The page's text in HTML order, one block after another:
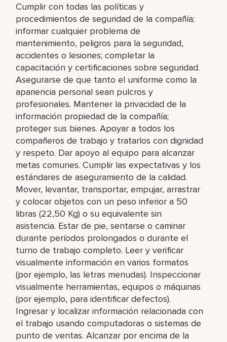
Cumplir con todas las políticas y
procedimientos de seguridad de la compañía;
informar cualquier problema de
mantenimiento, peligros para la seguridad,
accidentes o lesiones; completar la
capacitación y certificaciones sobre seguridad.
Asegurarse de que tanto el uniforme como la
apariencia personal sean pulcros y
profesionales. Mantener la privacidad de la
información propiedad de la compañía;
proteger sus bienes. Apoyar a todos los
compañeros de trabajo y tratarlos con dignidad
y respeto. Dar apoyo al equipo para alcanzar
metas comunes. Cumplir las expectativas y los
estándares de aseguramiento de la calidad.
Mover, levantar, transportar, empujar, arrastrar
y colocar objetos con un peso inferior a 50
libras (22,50 Kg) o su equivalente sin
asistencia. Estar de pie, sentarse o caminar
durante períodos prolongados o durante el
turno de trabajo completo. Leer y verificar
visualmente información en varios formatos
(por ejemplo, las letras menudas). Inspeccionar
visualmente herramientas, equipos o máquinas
(por ejemplo, para identificar defectos).
Ingresar y localizar información relacionada con
el trabajo usando computadoras o sistemas de
punto de ventas. Alcanzar por encima de la